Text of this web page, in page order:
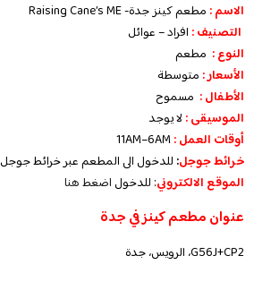
الاسم : مطعم كينز جدة- Raising Cane’s ME
التصنيف : افراد – عوائل
النوع : مطعم
الأسعار : متوسطة
الأطفال : مسموح
الموسيقى : لا يوجد
أوقات العمل :
خرائط جوجل: للدخول الى المطعم عبر خرائط جوجل
الموقع الالكتروني: للدخولاضغط هنا
عنوان مطعم كينز في جدة
G56J+CP2، الرويس، جدة